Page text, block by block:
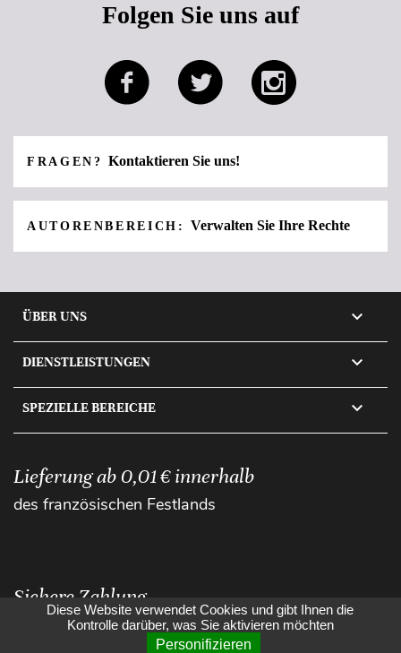
Folgen Sie uns auf
FRAGEN?Kontaktieren Sie uns!
AUTORENBEREICH: Verwalten Sie Ihre Rechte
ÜBER UNS 
DIENSTLEISTUNGEN 
SPEZIELLE BEREICHE 
Lieferung ab 0,01 € innerhalb
des französischen Festlands
Sichere Zahlung
Diese Website verwendet Cookies und gibt Ihnen die
Kontrolle darüber, was Sie aktivieren möchten
Personifizieren